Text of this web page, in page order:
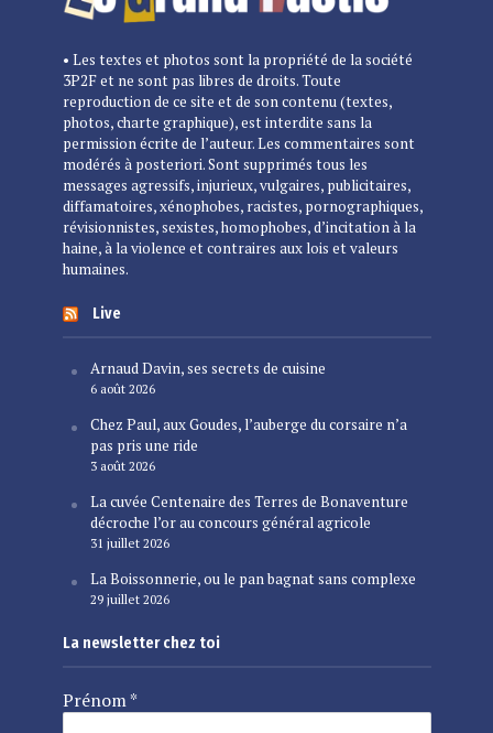
• Les textes et photos sont la propriété de la société
3P2F et ne sont pas libres de droits. Toute
reproduction de ce site et de son contenu (textes,
photos, charte graphique), est interdite sans la
permission écrite de l’auteur. Les commentaires sont
modérés à posteriori. Sont supprimés tous les
messages agressifs, injurieux, vulgaires, publicitaires,
diffamatoires, xénophobes, racistes, pornographiques,
révisionnistes, sexistes, homophobes, d’incitation à la
haine, à la violence et contraires aux lois et valeurs
humaines.
Live
Arnaud Davin, ses secrets de cuisine
6 août 2026
Chez Paul, aux Goudes, l’auberge du corsaire n’a
pas pris une ride
3 août 2026
La cuvée Centenaire des Terres de Bonaventure
décroche l’or au concours général agricole
31 juillet 2026
La Boissonnerie, ou le pan bagnat sans complexe
29 juillet 2026
La newsletter chez toi
Prénom*